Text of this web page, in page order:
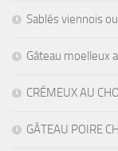
Sablés viennois
Gâteau moelleux
CRÉMEUX AU
GÂTEAU POIRE